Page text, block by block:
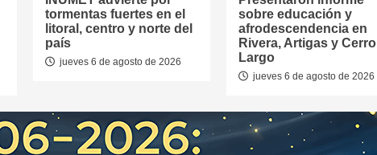
tormentas fuertes en el
litoral, centro y norte del
país
jueves 6 de agosto de 2026
sobre educación y
afrodescendencia en
Rivera, Artigas y Cerro
Largo
jueves 6 de agosto de 2026